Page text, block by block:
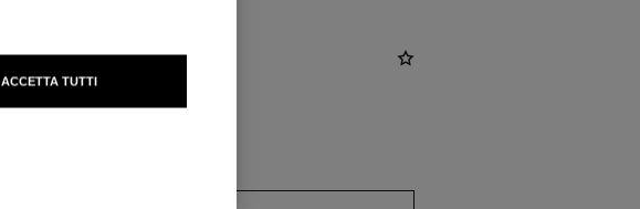
14 500 CHF*
ACCETTA TUTTI